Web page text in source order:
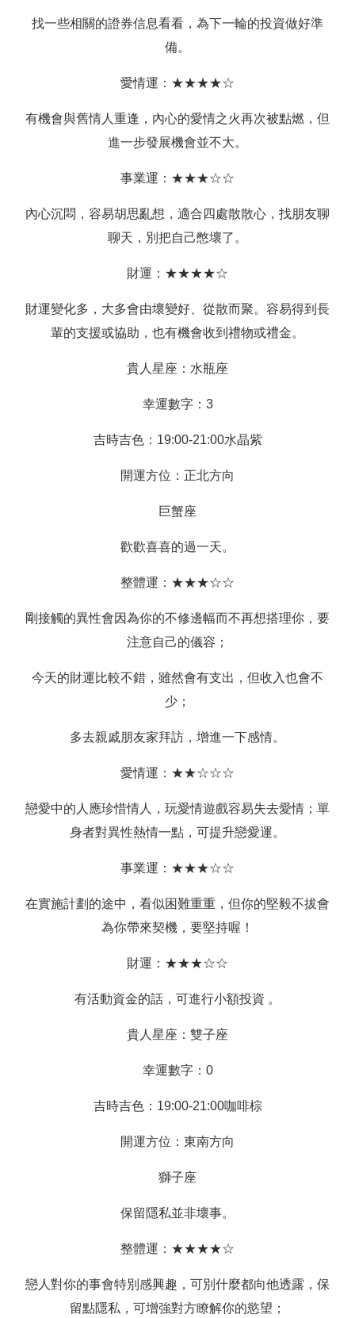
找一些相關的證券信息看看，為下一輪的投資做好準
備。
愛情運：★★★★☆
有機會與舊情人重逢，內心的愛情之火再次被點燃，但
進一步發展機會並不大。
事業運：★★★☆☆
內心沉悶，容易胡思亂想，適合四處散散心，找朋友聊
聊天，別把自己憋壞了。
財運：★★★★☆
財運變化多，大多會由壞變好、從散而聚。容易得到長
輩的支援或協助，也有機會收到禮物或禮金。
貴人星座：水瓶座
幸運數字：3
吉時吉色：19:00-21:00水晶紫
開運方位：正北方向
巨蟹座
歡歡喜喜的過一天。
整體運：★★★☆☆
剛接觸的異性會因為你的不修邊幅而不再想搭理你，要
注意自己的儀容；
今天的財運比較不錯，雖然會有支出，但收入也會不
少；
多去親戚朋友家拜訪，增進一下感情。
愛情運：★★☆☆☆
戀愛中的人應珍惜情人，玩愛情遊戲容易失去愛情；單
身者對異性熱情一點，可提升戀愛運。
事業運：★★★☆☆
在實施計劃的途中，看似困難重重，但你的堅毅不拔會
為你帶來契機，要堅持喔！
財運：★★★☆☆
有活動資金的話，可進行小額投資 。
貴人星座：雙子座
幸運數字：0
吉時吉色：19:00-21:00咖啡棕
開運方位：東南方向
獅子座
保留隱私並非壞事。
整體運：★★★★☆
戀人對你的事會特別感興趣，可別什麼都向他透露，保
留點隱私，可增強對方瞭解你的慾望；